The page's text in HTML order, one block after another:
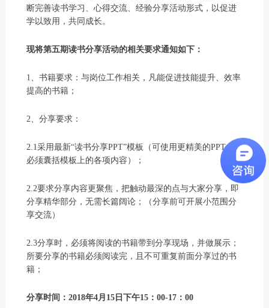
断完善读书学习、心得交流、经验分享活动形式，以促进
学以致用，共同成长。
现将第五期读书分享活动的相关要求通知如下：
1、书籍要求：与岗位工作相关，凡能促进技能提升、效率
提高的书籍；
2、分享要求：
2.1采用最新“读书分享PPT”模板（可使用更精美的PPT，但
必须囊括模板上的各项内容）；
2.2要求分享内容更聚焦，把触动最深的点与大家分享，即
分享精华部分，无需长篇阔论；（分享前可开展小范围分
享交流）
2.3分享时，必须将阅读的书籍带到分享现场，并做展示；
所要分享的书籍必须阅读完，且不可重复前面分享过的书
籍；
分享时间：2018年4月15日下午15：00-17：00